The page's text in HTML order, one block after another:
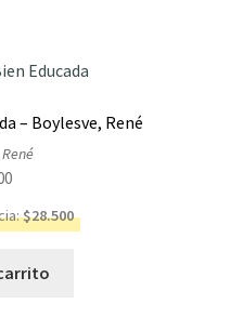
– Boylesve, René
$28.500